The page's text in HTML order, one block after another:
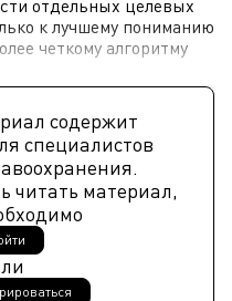
отдельных целевых
к лучшему пониманию
четкому алгоритму
содержит
специалистов
читать материал,